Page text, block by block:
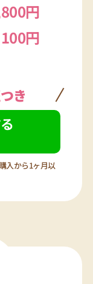
円
100円
き
入から1ヶ月以